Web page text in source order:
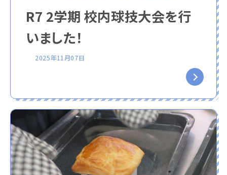
R7 2学期 校内球技大会を行
いました！
2025年11月07日